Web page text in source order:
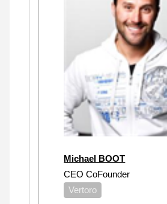
Michael BOOT
CEO CoFounder
Vertoro